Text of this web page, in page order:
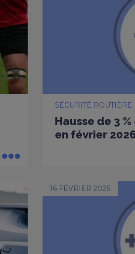
SÉCURITÉ ROUTIÈRE
Hausse de 3
en février
16 FÉVRIER 2026